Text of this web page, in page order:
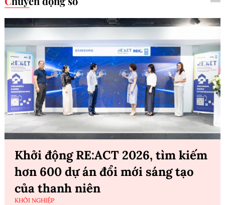
Khởi động RE:ACT 2026, tìm kiếm
hơn 600 dự án đổi mới sáng tạo
của thanh niên
KHỞI NGHIỆP